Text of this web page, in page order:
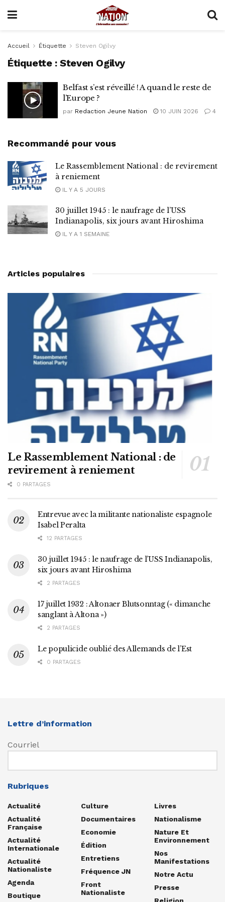
Accueil Étiquette Steven Ogilvy
Étiquette :Steven Ogilvy
Belfast s’est réveillé ! A quand le reste de
l’Europe ?
par Redaction Jeune Nation 10 JUIN 2026 4
Recommandé pour vous
Le Rassemblement National : de revirement
à reniement
IL Y A 5 JOURS
30 juillet 1945 : le naufrage de l’USS
Indianapolis, six jours avant Hiroshima
IL Y A 1 SEMAINE
Articles populaires
Le Rassemblement National : de
revirement à reniement
0 PARTAGES
Entrevue avec la militante nationaliste espagnole
Isabel Peralta
12 PARTAGES
30 juillet 1945 : le naufrage de l’USS Indianapolis,
six jours avant Hiroshima
2 PARTAGES
17 juillet 1932 : Altonaer Blutsonntag (« dimanche
sanglant à Altona »)
2 PARTAGES
Le populicide oublié des Allemands de l’Est
0 PARTAGES
Lettre d’information
Courriel
Rubriques
Actualité
Actualité
Française
Actualité
Internationale
Actualité
Nationaliste
Agenda
Boutique
Culture
Documentaires
Economie
Édition
Entretiens
Fréquence JN
Front
Nationaliste
Livres
Nationalisme
Nature Et
Environnement
Nos
Manifestations
Notre Actu
Presse